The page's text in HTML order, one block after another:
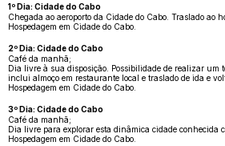
1º Dia: Cidade do Cabo
Chegada ao aeroporto da Cidade do Cabo. Traslado ao
Hospedagem em Cidade do Cabo.
2º Dia: Cidade do Cabo
Café da manhã;
Dia livre à sua disposição. Possibilidade de realizar um
inclui almoço em restaurante local e traslado de ida e
Hospedagem em Cidade do Cabo.
3º Dia: Cidade do Cabo
Café da manhã;
Dia livre para explorar esta dinâmica cidade conhecida
Hospedagem em Cidade do Cabo.